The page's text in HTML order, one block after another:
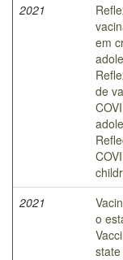
2021
em
de
2021
o